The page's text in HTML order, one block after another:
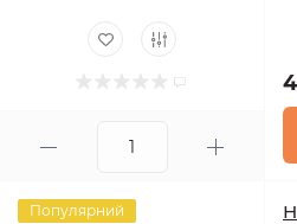
Популярний